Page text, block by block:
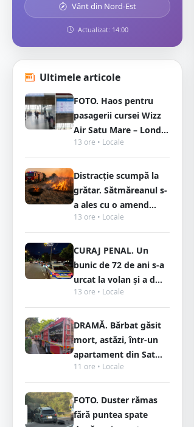
Vânt din Nord-Est
Actualizat: 14:00
Ultimele articole
FOTO. Haos pentru
pasagerii cursei Wizz
Air Satu Mare – Lond...
13 ore • Locale
Distracție scumpă la
grătar. Sătmăreanul s-
a ales cu o amend...
13 ore • Locale
CURAJ PENAL. Un
bunic de 72 de ani s-a
urcat la volan și a d...
13 ore • Locale
DRAMĂ. Bărbat găsit
mort, astăzi, într-un
apartament din Sat...
11 ore • Locale
FOTO. Duster rămas
fără puntea spate